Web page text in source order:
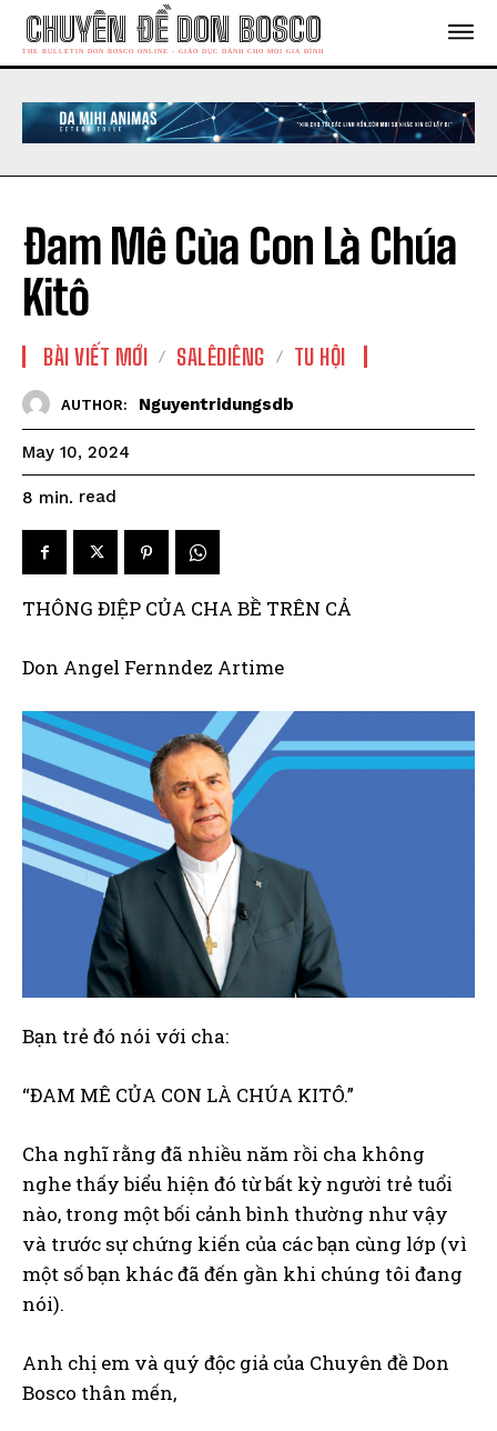
CHUYÊN ĐỀ DON BOSCO
THE BULLETIN DON BOSCO ONLINE - GIÁO DỤC DÀNH CHO MỌI GIA ĐÌNH
Đam Mê Của Con Là Chúa
Kitô
BÀI VIẾT MỚI SALÊDIÊNG TU HỘI
AUTHOR: Nguyentridungsdb
May 10, 2024
8 min. read
THÔNG ĐIỆP CỦA CHA BỀ TRÊN CẢ
Don Angel Fernndez Artime
Bạn trẻ đó nói với cha:
“ĐAM MÊ CỦA CON LÀ CHÚA KITÔ.”
Cha nghĩ rằng đã nhiều năm rồi cha không
nghe thấy biểu hiện đó từ bất kỳ người trẻ tuổi
nào, trong một bối cảnh bình thường như vậy
và trước sự chứng kiến của các bạn cùng lớp (vì
một số bạn khác đã đến gần khi chúng tôi đang
nói).
Anh chị em và quý độc giả của Chuyên đề Don
Bosco thân mến,